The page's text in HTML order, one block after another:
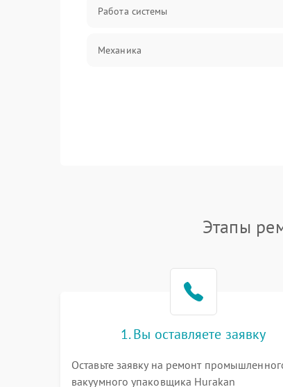
Работа системы
Механика
Этапы
1. Вы оставляете заявку
Оставьте заявку на ремонт
вакуумного упаковщика Hurakan